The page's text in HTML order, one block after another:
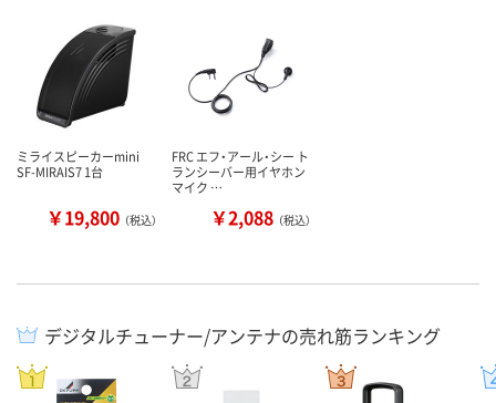
ミライスピーカーmini
SF-MIRAIS7 1台
￥19,800 （税込）
FRC エフ・アール・シー ト
ランシーバー用イヤホン
マイク …
￥2,088 （税込）
デジタルチューナー/アンテナの売れ筋ランキング